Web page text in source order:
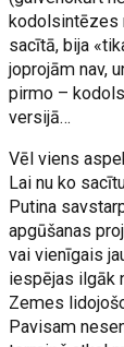
kodolsintēzes
sacītā, bija
joprojām nav,
pirmo –
versijā…
Vēl viens
Lai nu ko
Putina
apgūšanas
vai vienīgais
iespējas ilgāk
Zemes
Pavisam